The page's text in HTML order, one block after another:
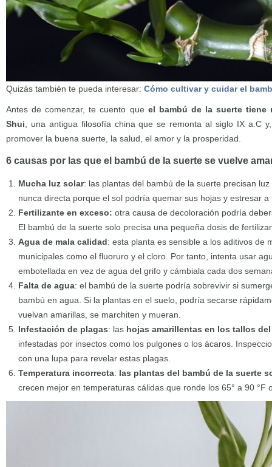
Quizás también te pueda interesar: Cómo cultivar y cuidar el
Antes de comenzar, te cuento que el bambú de la suerte tiene
Shui , una antigua filosofía china que se remonta al siglo IX a.C
promover la buena suerte, la salud, el amor y la prosperidad.
6 causas por las que el bambú de la suerte se vuelve
Mucha luz solar: las plantas del bambú de la suerte precisan
nunca directa porque el sol podría quemar sus hojas y estresar a
Fertilizante en exceso: otra causa de decoloración podría
El bambú de la suerte solo precisa una pequeña dosis de
Agua de mala calidad: esta planta es sensible a los aditivos de
municipales como el fluoruro y el cloro. Por tanto, intenta usar
embotellada en vez de agua del grifo y cámbiala cada dos
Falta de agua: el bambú de la suerte podría sobrevivir si
bambú en agua. Si la plantas en el suelo, podría secarse
vuelvan amarillas, se marchiten y mueran.
Infestación de plagas: las hojas amarillentas en los tallos
infestadas por insectos como los pulgones o los ácaros.
con una lupa para revelar estas plagas.
Temperatura incorrecta: las plantas del bambú de la suerte
crecen mejor en temperaturas cálidas que ronde los 65° a 90 °F